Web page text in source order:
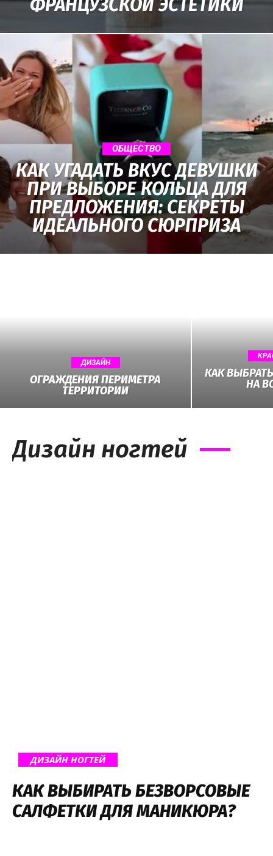
нем
ФРАНЦУЗСКОЙ ЭСТЕТИКИ
ОБЩЕСТВО
КАК УГАДАТЬ ВКУС ДЕВУШКИ
ПРИ ВЫБОРЕ КОЛЬЦА ДЛЯ
ПРЕДЛОЖЕНИЯ: СЕКРЕТЫ
ИДЕАЛЬНОГО СЮРПРИЗА
ДИЗАЙН
ОГРАЖДЕНИЯ ПЕРИМЕТРА
ТЕРРИТОРИИ
КАК
НА
Дизайн ногтей
ДИЗАЙН НОГТЕЙ
КАК ВЫБИРАТЬ БЕЗВОРСОВЫЕ
САЛФЕТКИ ДЛЯ МАНИКЮРА?